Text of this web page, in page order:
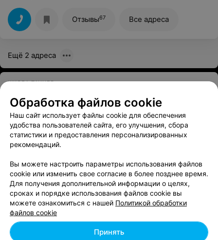
Отзывы67 Все адреса
Ещё 2 адреса
ШКОЛА ТАНЦЕВ
Азалаис
Брест, пр-т Машерова, 64/1 до 22:00
СТУДИЯ ВОСТОЧНОГО ТАНЦА
Брест, ул. Интернациональная, 16
ШКОЛА ТАНЦЕВ
One way
Брест, бул. Космонавтов, 21
Обработка файлов cookie
Наш сайт использует файлы cookie для обеспечения
удобства пользователей сайта, его улучшения, сбора
статистики и предоставления персонализированных
рекомендаций.
Вы можете настроить параметры использования файлов
cookie или изменить свое согласие в более позднее время.
Для получения дополнительной информации о целях,
сроках и порядке использования файлов cookie вы
можете ознакомиться с нашей Политикой обработки
файлов cookie
Принять